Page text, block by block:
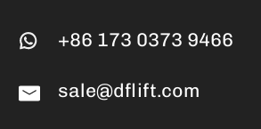
+86 173 0373 9466
sale@dflift.com